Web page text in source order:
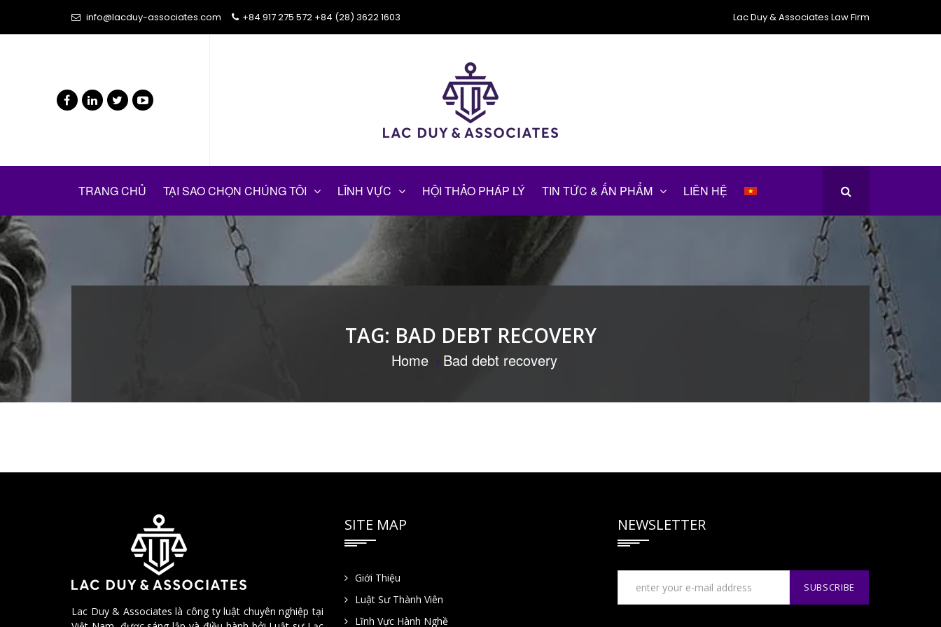
info@lacduy-associates.com +84 917 275 572 +84 (28) 3622 1603 Lac Duy & Associates Law Firm
TRANG CHỦ TẠI SAO CHỌN CHÚNG TÔI LĨNH VỰC HỘI THẢO PHÁP LÝ TIN TỨC & ẤN PHẨM LIÊN HỆ
TAG: BAD DEBT RECOVERY
Home Bad debt recovery
Lac Duy & Associates là công ty luật chuyên nghiệp tại
SITE MAP
Giới Thiệu
Luật Sư Thành Viên
Lĩnh Vực Hành Nghề
NEWSLETTER